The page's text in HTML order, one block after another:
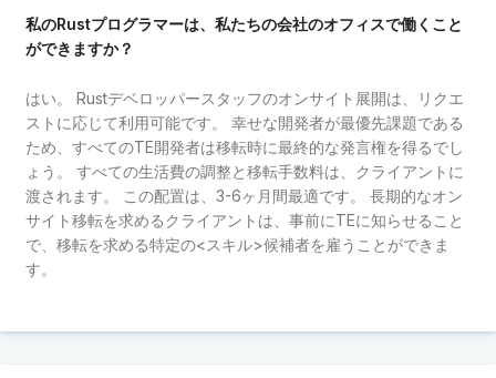
私のRustプログラマーは、私たちの会社のオフィスで働くこと
ができますか？
はい。 Rustデベロッパースタッフのオンサイト展開は、リクエ
ストに応じて利用可能です。 幸せな開発者が最優先課題である
ため、すべてのTE開発者は移転時に最終的な発言権を得るでし
ょう。 すべての生活費の調整と移転手数料は、クライアントに
渡されます。 この配置は、3-6ヶ月間最適です。 長期的なオン
サイト移転を求めるクライアントは、事前にTEに知らせること
で、移転を求める特定の<スキル>候補者を雇うことができま
す。